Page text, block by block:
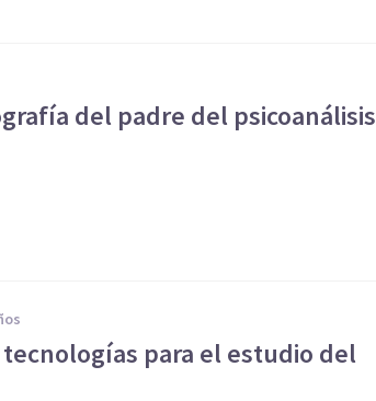
del padre del psicoanálisis
para el estudio del